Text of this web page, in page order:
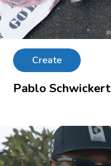
Create
Pablo Schwickert